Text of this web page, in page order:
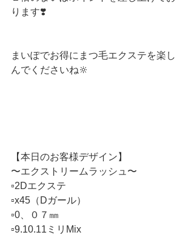
ります❣️
まいぽでお得にまつ毛エクステを楽し
んでくださいね🔆
【本日のお客様デザイン】
〜エクストリームラッシュ〜
▫️2Dエクステ
▫️x45（Dガール）
▫️0、０７㎜
▫️9.10.11ミリMix